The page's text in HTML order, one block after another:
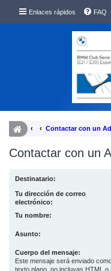
Enlaces rápidos FAQ
Contactar con un
Contactar con un
Destinatario:
Tu dirección de correo
electrónico:
Tu nombre:
Asunto:
Cuerpo del mensaje:
Este mensaje será enviado
texto plano, no incluyas HTML o